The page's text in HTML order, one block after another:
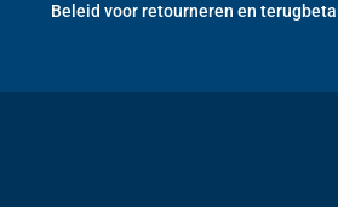
Beleid voor retourneren en